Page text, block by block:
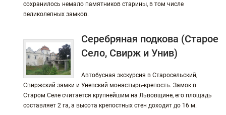
сохранилось немало памятников старины, в том числе
великолепных замков.
Серебряная подкова (Старое
Село, Свирж и Унив)
Автобусная экскурсия в Старосельский,
Свиржский замки и Уневский монастырь-крепость. Замок в
Старом Селе считается крупнейшим на Львовщине, его площадь
составляет 2 га, а высота крепостных стен доходит до 16 м.